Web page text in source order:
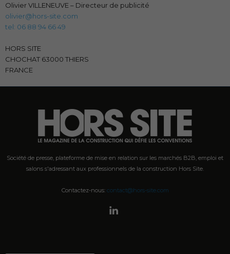
Olivier VILLENEUVE – Directeur de publicité
olivier@hors-site.com
tel: 06 88 94 66 49
HORS SITE
CHOCHAT 63000 THIERS
FRANCE
Société de presse, plateforme de mise en relation sur les marchés B2B, emploi et
salons s'adressant aux professionnels de la construction Hors Site.
Contactez-nous: contact@hors-site.com